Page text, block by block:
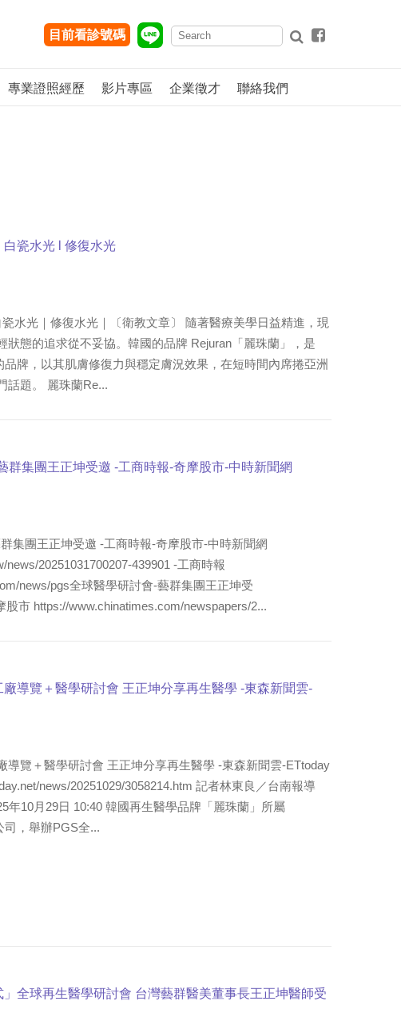
目前看診號碼
專業證照經歷 影片專區 企業徵才 聯絡我們
瓷水光 l 修復水光
水光｜修復水光｜〔衛教文章〕 隨著醫療美學日益精進，現
狀態的追求從不妥協。韓國的品牌 Rejuran「麗珠蘭」，是
牌，以其肌膚修復力與穩定膚況效果，在短時間內席捲亞洲
話題。 麗珠蘭Re...
群集團王正坤受邀 -工商時報-奇摩股市-中時新聞網
集團王正坤受邀 -工商時報-奇摩股市-中時新聞網
news/20251031700207-439901 -工商時報
news/pgs全球醫學研討會-藝群集團王正坤受
股市 https://www.chinatimes.com/newspapers/2...
導覽＋醫學研討會 王正坤分享再生醫學 -東森新聞雲-
導覽＋醫學研討會 王正坤分享再生醫學 -東森新聞雲-ETtoday
news/20251029/3058214.htm 記者林東良／台南報導
年10月29日 10:40 韓國再生醫學品牌「麗珠蘭」所屬
司，舉辦PGS全...
全球再生醫學研討會 台灣藝群醫美董事長王正坤醫師受